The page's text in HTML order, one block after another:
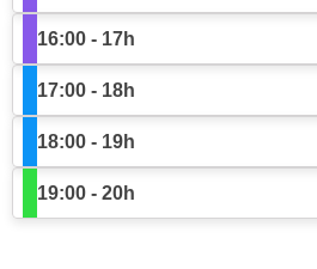
16:00 - 17h
17:00 - 18h
18:00 - 19h
19:00 - 20h